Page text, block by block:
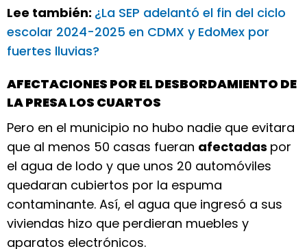
Lee también: ¿La SEP adelantó el fin del ciclo
escolar 2024-2025 en CDMX y EdoMex por
fuertes lluvias?
AFECTACIONES POR EL DESBORDAMIENTO DE
LA PRESA LOS CUARTOS
Pero en el municipio no hubo nadie que evitara
que al menos 50 casas fueran afectadas por
el agua de lodo y que unos 20 automóviles
quedaran cubiertos por la espuma
contaminante. Así, el agua que ingresó a sus
viviendas hizo que perdieran muebles y
aparatos electrónicos.